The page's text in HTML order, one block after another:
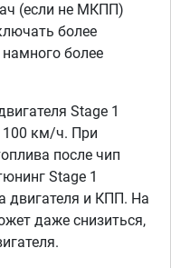
(если не МКПП)
более
намного более
Stage 1
100 км/ч. При
после чип
Stage 1
двигателя и КПП. На
даже снизиться,